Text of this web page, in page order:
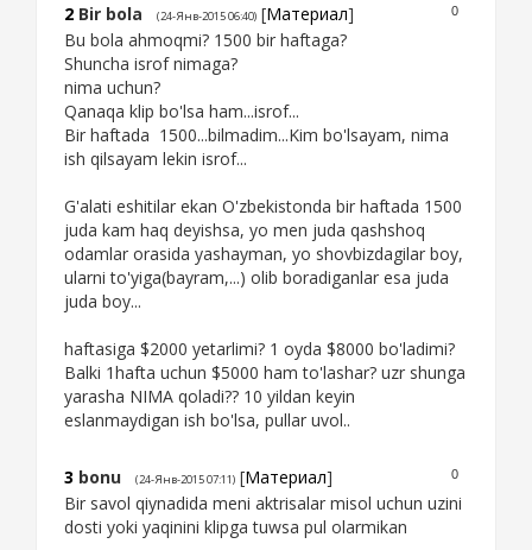
0
2 Bir bola (24-Янв-2015 06:40) [Материал]
Bu bola ahmoqmi? 1500 bir haftaga?
Shuncha isrof nimaga?
nima uchun?
Qanaqa klip bo'lsa ham...isrof...
Bir haftada 1500...bilmadim...Kim bo'lsayam, nima
ish qilsayam lekin isrof...
G'alati eshitilar ekan O'zbekistonda bir haftada 1500
juda kam haq deyishsa, yo men juda qashshoq
odamlar orasida yashayman, yo shovbizdagilar boy,
ularni to'yiga(bayram,...) olib boradiganlar esa juda
juda boy...
haftasiga $2000 yetarlimi? 1 oyda $8000 bo'ladimi?
Balki 1hafta uchun $5000 ham to'lashar? uzr shunga
yarasha NIMA qoladi?? 10 yildan keyin
eslanmaydigan ish bo'lsa, pullar uvol..
0
3 bonu (24-Янв-2015 07:11) [Материал]
Bir savol qiynadida meni aktrisalar misol uchun uzini
dosti yoki yaqinini klipga tuwsa pul olarmikan